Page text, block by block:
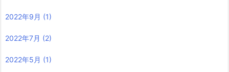
2022年9月 (1)
2022年7月 (2)
2022年5月 (1)